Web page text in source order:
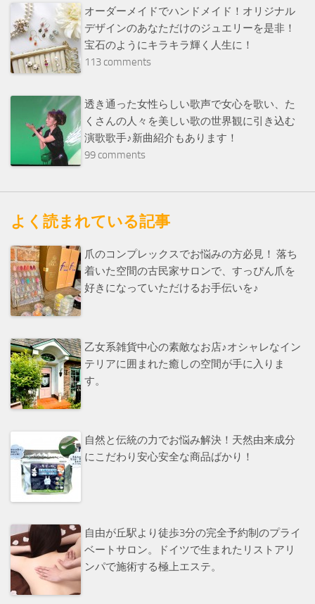
オーダーメイドでハンドメイド！オリジナル
デザインのあなただけのジュエリーを是非！
宝石のようにキラキラ輝く人生に！
113 comments
透き通った女性らしい歌声で女心を歌い、た
くさんの人々を美しい歌の世界観に引き込む
演歌歌手♪新曲紹介もあります！
99 comments
よく読まれている記事
爪のコンプレックスでお悩みの方必見！ 落ち
着いた空間の古民家サロンで、すっぴん爪を
好きになっていただけるお手伝いを♪
乙女系雑貨中心の素敵なお店♪オシャレなイン
テリアに囲まれた癒しの空間が手に入りま
す。
自然と伝統の力でお悩み解決！天然由来成分
にこだわり安心安全な商品ばかり！
自由が丘駅より徒歩3分の完全予約制のプライ
ベートサロン。ドイツで生まれたリストアリ
ンパで施術する極上エステ。